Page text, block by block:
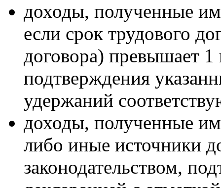
доходы, полученные
если срок трудового
договора) превышает 1
подтверждения
удержаний
доходы, полученные им
либо иные источники
законодательством,